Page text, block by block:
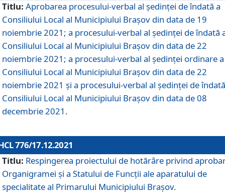
Titlu: Aprobarea procesului-verbal al şedinţei de îndată a
Consiliului Local al Municipiului Braşov din data de 19
noiembrie 2021; a procesului-verbal al şedinţei de îndată
Consiliului Local al Municipiului Braşov din data de 22
noiembrie 2021; a procesului-verbal al şedinţei ordinare a
Consiliului Local al Municipiului Braşov din data de 22
noiembrie 2021 și a procesului-verbal al şedinţei de
Consiliului Local al Municipiului Braşov din data de 08
decembrie 2021.
776/17.12.2021
Titlu: Respingerea proiectului de hotărâre privind
Organigramei şi a Statului de Funcţii ale aparatului de
specialitate al Primarului Municipiului Braşov.